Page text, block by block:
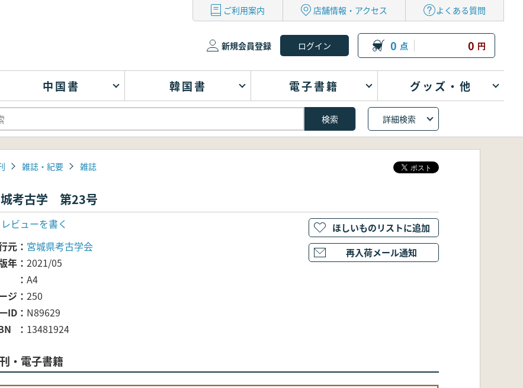
ご利用案内 店舗情報・アクセス よくある質問
新規会員登録 0 点 0 円
中国書 韓国書 電子書籍 グッズ・他
詳細検索
雑誌・紀要 雑誌
考古学 第23号
レビューを書く
元
宮城県考古学会
年
2021/05
A4
ジ
250
ID
N89629
13481924
・電子書籍
ほしいものリストに追加
再入荷メール通知